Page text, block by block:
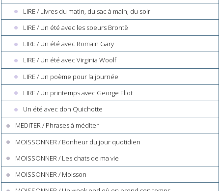
LIRE / Livres du matin, du sac à main, du soir
LIRE / Un été avec les soeurs Brontë
LIRE / Un été avec Romain Gary
LIRE / Un été avec Virginia Woolf
LIRE / Un poème pour la journée
LIRE / Un printemps avec George Eliot
Un été avec don Quichotte
MEDITER / Phrases à méditer
MOISSONNER / Bonheur du jour quotidien
MOISSONNER / Les chats de ma vie
MOISSONNER / Moisson